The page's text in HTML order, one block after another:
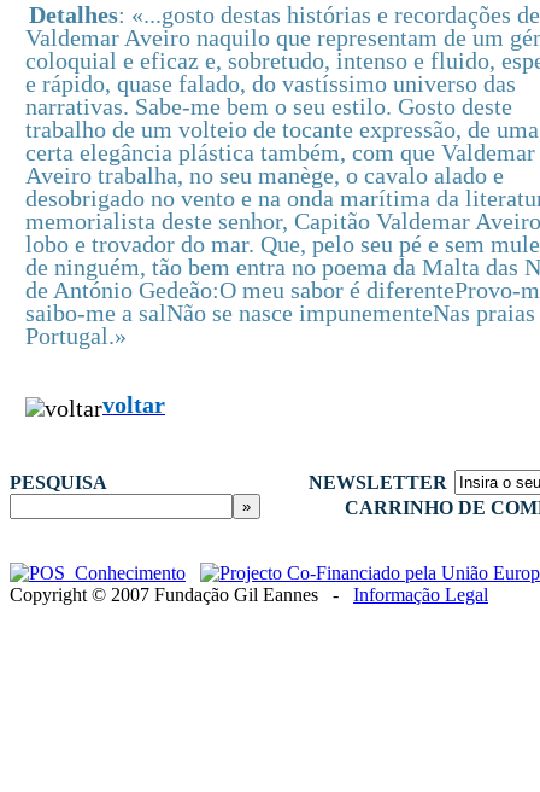
Detalhes: «...gosto destas histórias e recordações de
Valdemar Aveiro naquilo que representam de um
coloquial e eficaz e, sobretudo, intenso e fluido,
e rápido, quase falado, do vastíssimo universo das
narrativas. Sabe-me bem o seu estilo. Gosto deste
trabalho de um volteio de tocante expressão, de uma
certa elegância plástica também, com que Valdemar
Aveiro trabalha, no seu manège, o cavalo alado e
desobrigado no vento e na onda marítima da
memorialista deste senhor, Capitão Valdemar
lobo e trovador do mar. Que, pelo seu pé e sem
de ninguém, tão bem entra no poema da Malta das
de António Gedeão:O meu sabor é diferenteProvo-
saibo-me a salNão se nasce impunementeNas praias
Portugal.»
voltar
PESQUISA
NEWSLETTER
CARRINHO DE
Copyright © 2007 Fundação Gil Eannes - Informação Legal